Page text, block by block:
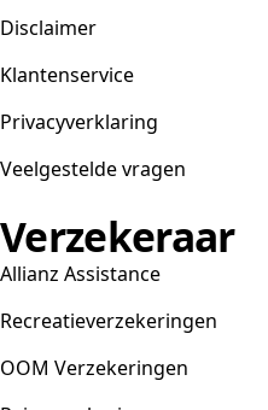
Disclaimer
Klantenservice
Privacyverklaring
Veelgestelde vragen
Verzekeraar
Allianz Assistance
Recreatieverzekeringen
OOM Verzekeringen